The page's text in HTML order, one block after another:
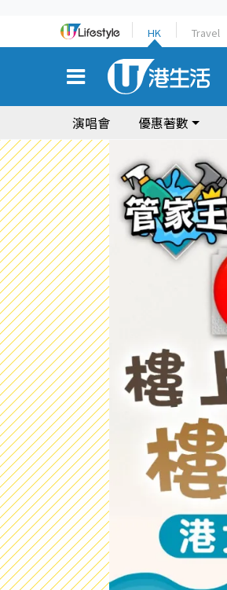
HK Travel
演唱會 優惠著數